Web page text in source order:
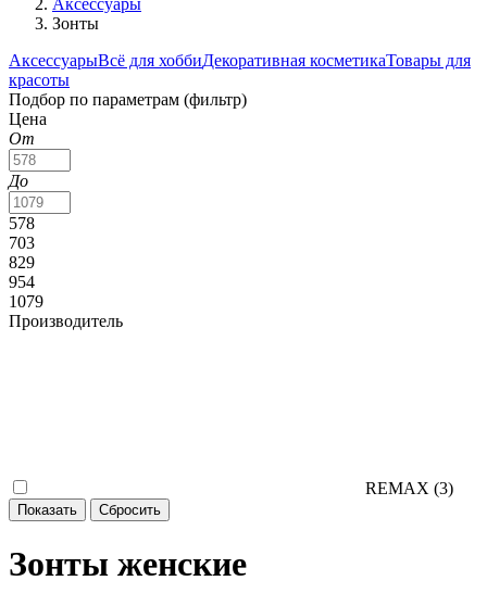
Аксессуары
Зонты
АксессуарыВсё для хоббиДекоративная косметикаТовары для
красоты
Подбор по параметрам (фильтр)
Цена
От
До
578
703
829
954
1079
Производитель
REMAX (3)
Зонты женские